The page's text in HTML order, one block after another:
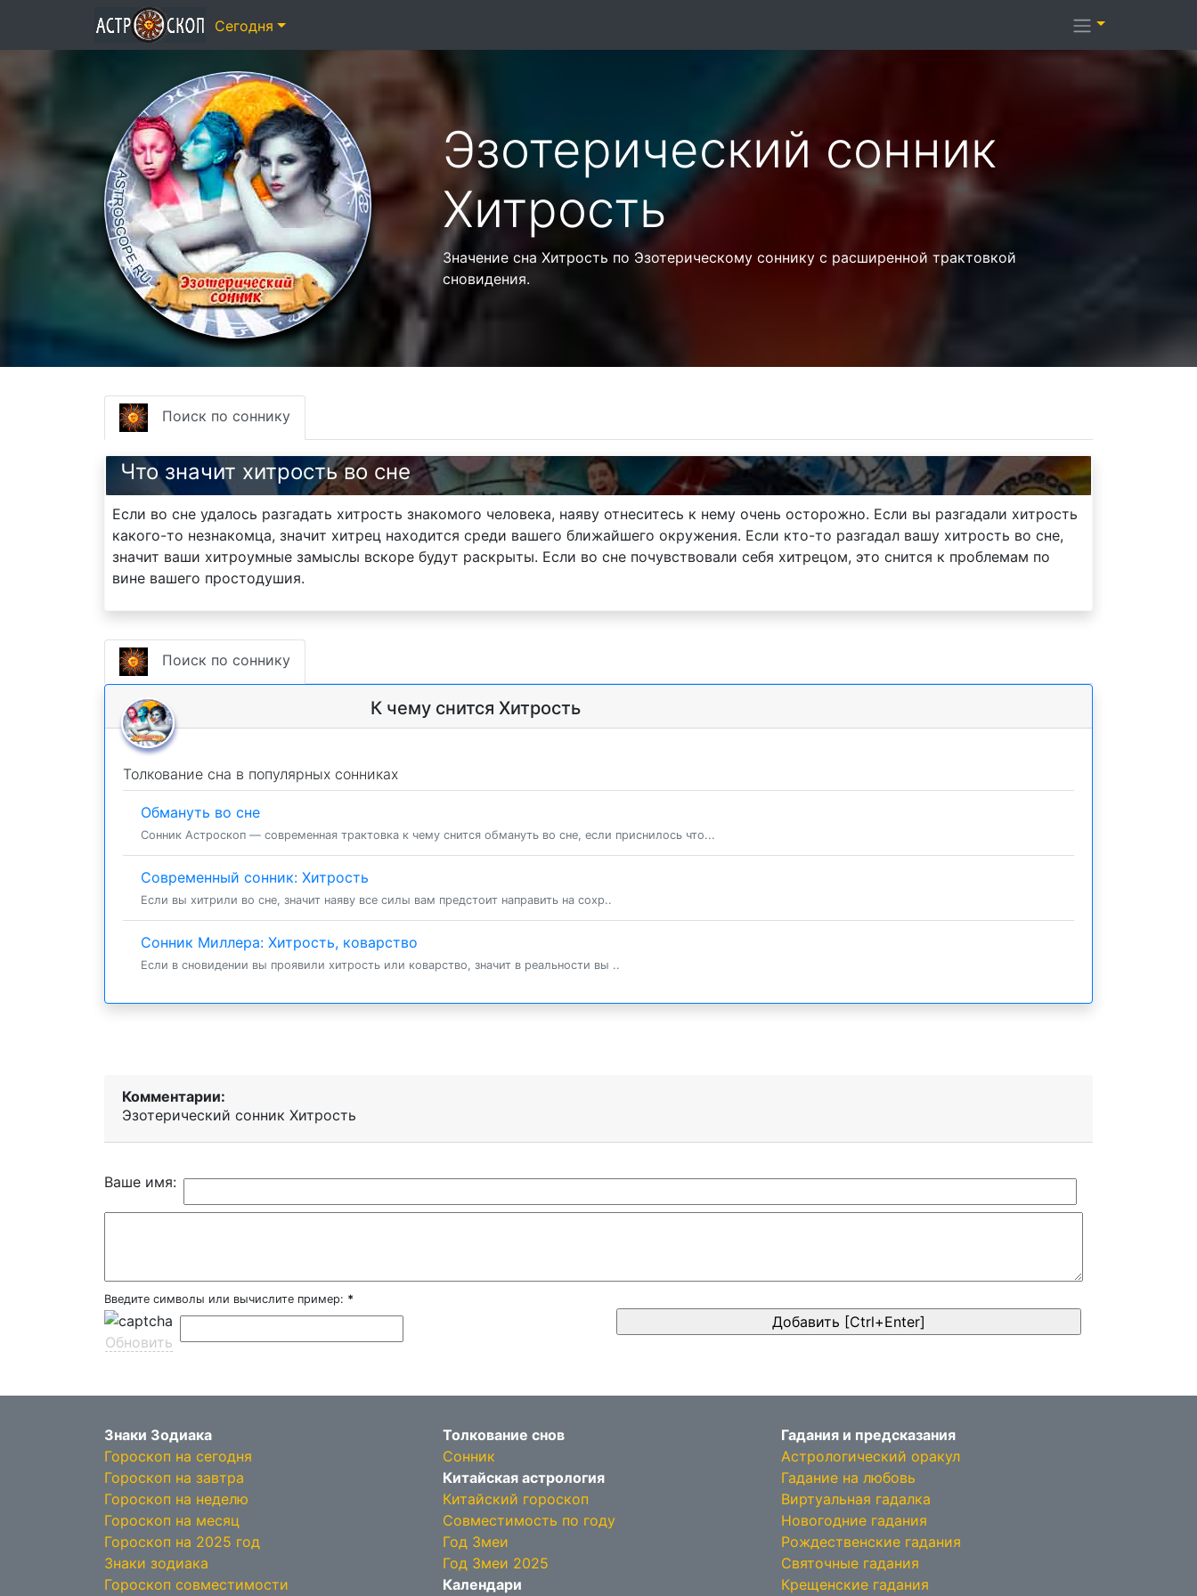
Эзотерический cонник
Хитрость
Значение сна Хитрость по Эзотерическому соннику с расширенной трактовкой
сновидения.
Поиск по соннику
Что значит хитрость во сне
Если во сне удалось разгадать хитрость знакомого человека, наяву отнеситесь к нему очень осторожно. Если вы разгадали хитрость
какого-то незнакомца, значит хитрец находится среди вашего ближайшего окружения. Если кто-то разгадал вашу хитрость во сне,
значит ваши хитроумные замыслы вскоре будут раскрыты. Если во сне почувствовали себя хитрецом, это снится к проблемам по
вине вашего простодушия.
Поиск по соннику
К чему снится Хитрость
Толкование сна в популярных сонниках
Обмануть во сне
Сонник Астроскоп — современная трактовка к чему снится обмануть во сне, если приснилось что...
Современный сонник: Хитрость
Если вы хитрили во сне, значит наяву все силы вам предстоит направить на сохр..
Сонник Миллера: Хитрость, коварство
Если в сновидении вы проявили хитрость или коварство, значит в реальности вы ..
Комментарии:
Эзотерический cонник Хитрость
Ваше имя:
Введите символы или вычислите пример: *
Обновить
Знаки Зодиака
Гороскоп на сегодня
Гороскоп на завтра
Гороскоп на неделю
Гороскоп на месяц
Гороскоп на 2025 год
Знаки зодиака
Гороскоп совместимости
Толкование снов
Сонник
Китайская астрология
Китайский гороскоп
Совместимость по году
Год Змеи
Год Змеи 2025
Календари
Гадания и предсказания
Астрологический оракул
Гадание на любовь
Виртуальная гадалка
Новогодние гадания
Рождественские гадания
Святочные гадания
Крещенские гадания
Сегодня